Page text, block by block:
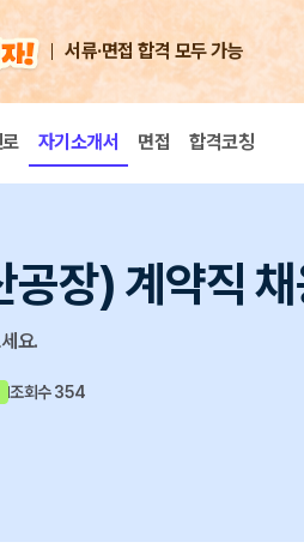
서류·면접 합격 모두 가능
자기소개서 면접 합격코칭
장) 계약직
요.
조회수 354